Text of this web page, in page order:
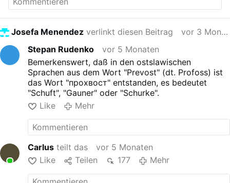
und der protestantische
Prediger Jerry Pillay.
Pillay zufolge betonte Leo
XIV. "die Notwendigkeit einer
sichtbaren christlichen
Einheit, wobei er die
Herausforderungen
innerhalb der römisch-
der unterschiedlichen und
vielfältigen Ansichten
Pillay sagte, Leo XIV. habe
bekräftigt, dass "unsere
Josefa Menendez verlinkt diesen Beitrag
vor 3 Monaten
Stepan Rudenko
vor 5 Monaten
Bemerkenswert, daß in den ostslawischen
Sprachen aus dem Wort "Prevost" (dt. Profoss) ist
das Wort "прохвост" entstanden, es bedeutet
"Schuft", "Gauner" oder "Schurke".
Like
Mehr
Carlus teilt das
vor 5 Monaten
Like
Teilen 177 Mehr